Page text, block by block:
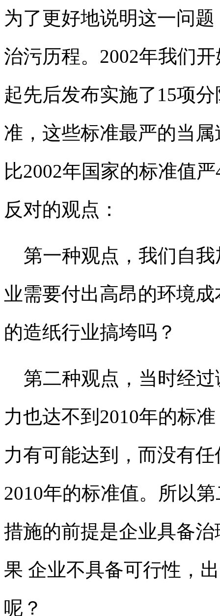
为了更好地说明这一问
治污历程。2002年我们
起先后发布实施了15项
准，这些标准最严的当
比2002年国家的标准值
反对的观点：
第一种观点，我们自
业需要付出高昂的环境
的造纸行业搞垮吗？
第二种观点，当时经过
力也达不到2010年的标
力有可能达到，而没有
2010年的标准值。所以
措施的前提是企业具备
果 企业不具备可行性，
呢？